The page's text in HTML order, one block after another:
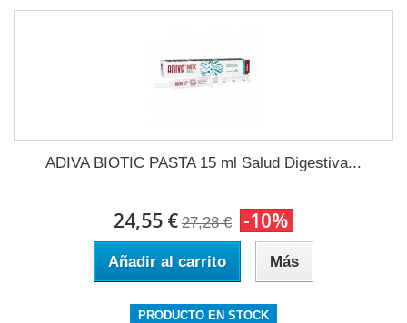
ADIVA BIOTIC PASTA 15 ml Salud Digestiva...
24,55 € 27,28 € -10%
Añadir al carrito Más
PRODUCTO EN STOCK